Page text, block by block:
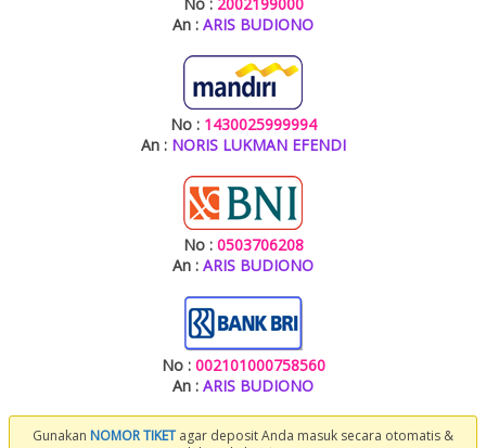
An : ARIS BUDIONO
No : 1430025999994
An : NORIS LUKMAN EFENDI
No : 0503706208
An : ARIS BUDIONO
No : 002101000758560
An : ARIS BUDIONO
Gunakan NOMOR TIKET agar deposit Anda masuk secara otomatis &